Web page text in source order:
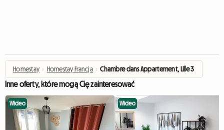
Homestay › Homestay Francja › Chambre dans Appartement, Lille 3
Inne oferty, które mogą Cię zainteresować
Wideo Wideo